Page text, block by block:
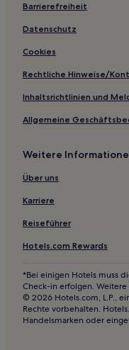
Luxus nahe Royal
Hotels mit Parkplatz
Günstige in Southern
Hotels mit Parkplatz
Hotels mit
Günstige in Houma
Barrierefreiheit
Datenschutz
Cookies
Rechtliche Hinweise/
Inhaltsrichtlinien und
Allgemeine
Weitere
Über uns
Karriere
Reiseführer
Hotels.com Rewards
*Bei einigen Hotels muss
Check-in erfolgen.
© 2026 Hotels.com, L.P.,
Rechte vorbehalten.
Handelsmarken oder